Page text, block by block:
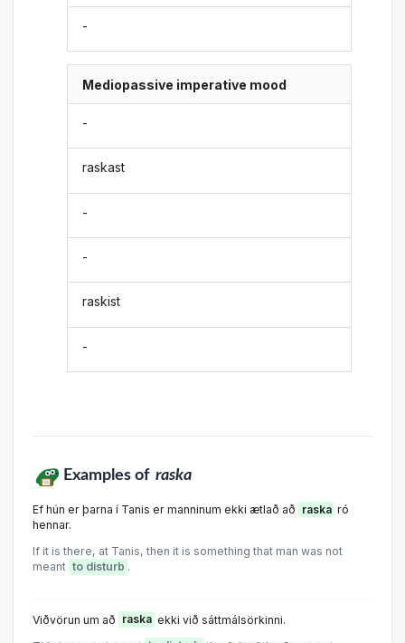
-
Mediopassive imperative mood
-
raskast
-
-
raskist
-
Examples of raska
Ef hún er þarna í Tanis er manninum ekki ætlað að raska ró
hennar.
If it is there, at Tanis, then it is something that man was not
meant to disturb .
Viðvörun um að raska ekki við sáttmálsörkinni.